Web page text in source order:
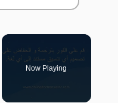
Now Playing